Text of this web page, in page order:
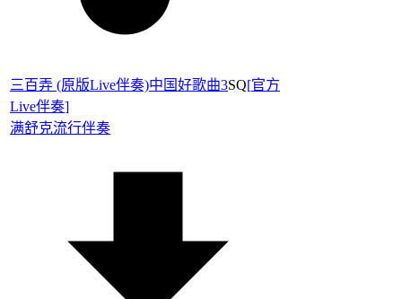
三百弄 (原版Live伴奏)中国好歌曲3SQ[官方
Live伴奏]
满舒克流行伴奏